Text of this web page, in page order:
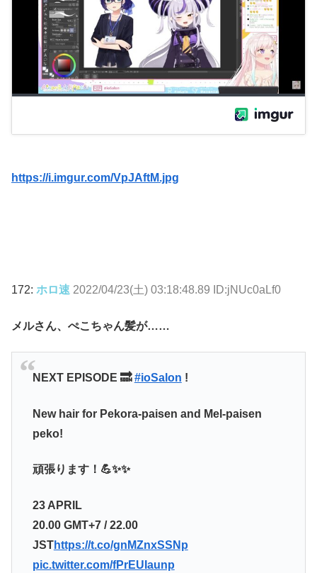
https://i.imgur.com/VpJAftM.jpg
172: ホロ速 2022/04/23(土) 03:18:48.89 ID:jNUc0aLf0
メルさん、ぺこちゃん髪が……
NEXT EPISODE 🔜#ioSalon !
New hair for Pekora-paisen and Mel-paisen
peko!
頑張ります！💪✨✨
23 APRIL
20.00 GMT+7 / 22.00
JSThttps://t.co/gnMZnxSSNp
pic.twitter.com/fPrEUIaunp